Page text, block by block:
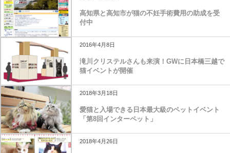
高知県と高知市が猫の不妊手術費用の助成を受
付中
2016年4月8日
滝川クリステルさんも来演！GWに日本橋三越で
猫イベントが開催
2018年3月18日
愛猫と入場できる日本最大級のペットイベント
「第8回インターペット」
2018年4月26日